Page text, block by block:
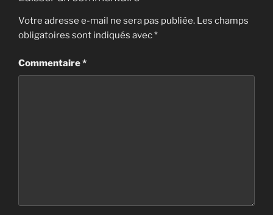
Votre adresse e-mail ne sera pas publiée. Les champs
obligatoires sont indiqués avec*
Commentaire*